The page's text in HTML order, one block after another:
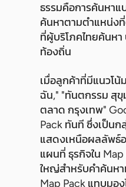
ธรรมคือการค้นหาแ
ค้นหาตามตำแหน่ง
ที่ผู้บริโภคไทยค้นหา
ท้องถิ่น
เมื่อลูกค้าที่มีแนวโน้
ฉัน," "ทันตกรรม สุขุ
ตลาด กรุงเทพ"
Pack ทันที ซึ่งเป็น
แสดงเหนือผลลัพธ์
แผนที่ ธุรกิจใน
ใหญ่สำหรับคำค้นห
Map Pack แทบมอง